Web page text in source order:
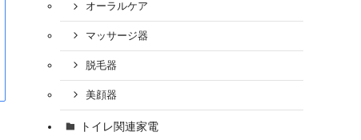
オーラルケア
マッサージ器
脱毛器
美顔器
トイレ関連家電